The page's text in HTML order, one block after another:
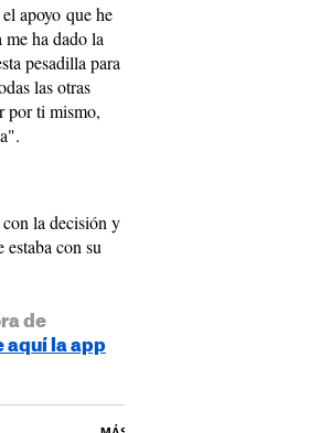
apoyo que he
ha dado la
pesadilla para
las otras
por ti mismo,
la decisión y
con su
de
aquí la app